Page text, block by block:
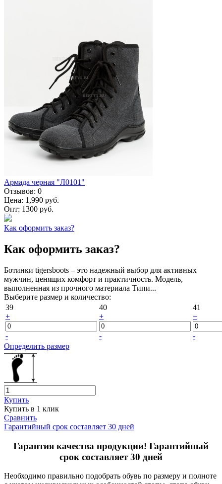
Армада черная "Л0101"
Отзывов: 0
Цена: 1,990 руб.
Опт: 1300 руб.
Как оформить заказ?
Как оформить заказ?
Ботинки tigersboots – это надежный выбор для активных
мужчин, ценящих комфорт и практичность. Модель,
выполненная из прочного материала Типи...
Выберите размер и количество:
39
+
-
40
+
-
41
+
-
Определить размер
Купить
Купить в 1 клик
Сравнить
Гарантийный срок составляет 30 дней
Гарантия качества продукции! Гарантийный
срок составляет 30 дней
Необходимо правильно подобрать обувь по размеру и полноте